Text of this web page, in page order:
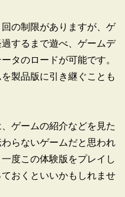
の制限がありますが、ゲ
するまで遊べ、ゲームデ
タのロードが可能です。
製品版に引き継ぐことも
ゲームの紹介などを見た
らないゲームだと思われ
度この体験版をプレイし
おくといいかもしれませ